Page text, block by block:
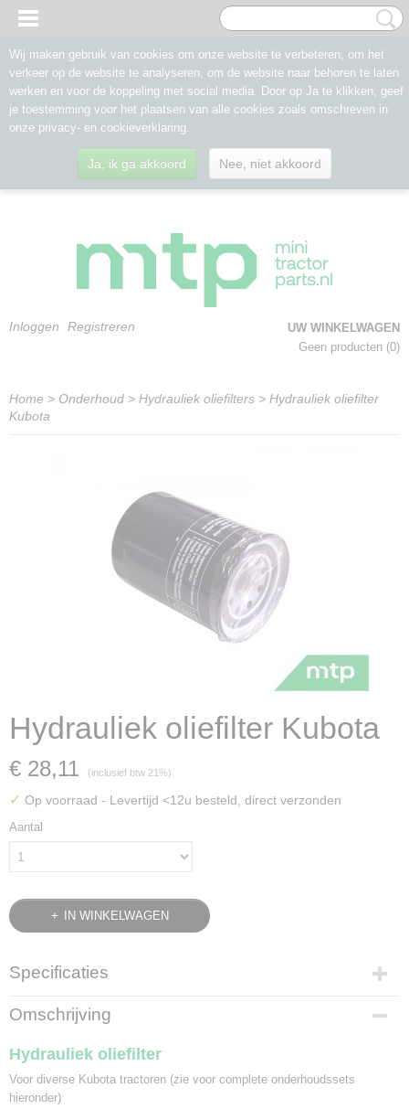
Inloggen Registreren
UW WINKELWAGEN
Geen producten (0)
Home > Onderhoud > Hydrauliek oliefilters > Hydrauliek oliefilter
Kubota
Hydrauliek oliefilter Kubota
€ 28,11 (inclusief btw 21%)
✓ Op voorraad - Levertijd <12u besteld, direct verzonden
Aantal
IN WINKELWAGEN
Specificaties
Bruto gewicht
0,35 Kg
Omschrijving
Hydrauliek oliefilter
Voor diverse Kubota tractoren (zie voor complete onderhoudssets
hieronder)
Wij maken gebruik van cookies om onze website te verbeteren, om het
verkeer op de website te analyseren, om de website naar behoren te laten
werken en voor de koppeling met social media. Door op Ja te klikken, geef
je toestemming voor het plaatsen van alle cookies zoals omschreven in
onze privacy- en cookieverklaring.
Ja, ik ga akkoord Nee, niet akkoord